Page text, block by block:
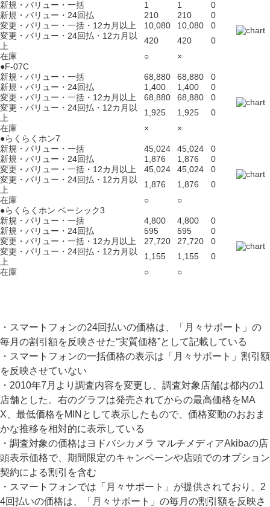
新規・バリュー・一括 1 1
0
新規・バリュー・24回払
210 210
0
変更・バリュー・一括・12カ月以上
10,080 10,080
0
変更・バリュー・24回払・12カ月以
上
420 420
0
在庫
○
×
●F-07C
新規・バリュー・一括
68,880 68,880
0
新規・バリュー・24回払
1,400 1,400
0
変更・バリュー・一括・12カ月以上
68,880 68,880
0
変更・バリュー・24回払・12カ月以
上
1,925 1,925
0
在庫
×
×
●らくらくホン7
新規・バリュー・一括
45,024 45,024
0
新規・バリュー・24回払
1,876 1,876
0
変更・バリュー・一括・12カ月以上
45,024 45,024
0
変更・バリュー・24回払・12カ月以
上
1,876 1,876
0
在庫
○
○
●らくらくホン ベーシック3
新規・バリュー・一括
4,800 4,800
0
新規・バリュー・24回払
595 595
0
変更・バリュー・一括・12カ月以上
27,720 27,720
0
変更・バリュー・24回払・12カ月以
上
1,155 1,155
0
在庫
○ ○
・スマートフォンの24回払いの価格は、「月々サポート」の
毎月の割引額を反映させた“実質価格”として記載している
・スマートフォンの一括価格の表示は「月々サポート」割引額
を反映させていない
・2010年7月より調査内容を変更し、調査対象店舗は都内の1
店舗とした。右のグラフは発売されてからの最高価格をMA
X、最低価格をMINとして表示したもので、価格変動のおおま
かな推移を相対的に表示している
・調査対象の価格はヨドバシカメラ マルチメディアAkibaの店
頭表示価格で、期間限定のキャンペーンや店頭でのオプション
契約による割引を含む
・スマートフォンでは「月々サポート」が提供されており、2
4回払いの価格は、「月々サポート」の毎月の割引額を反映さ